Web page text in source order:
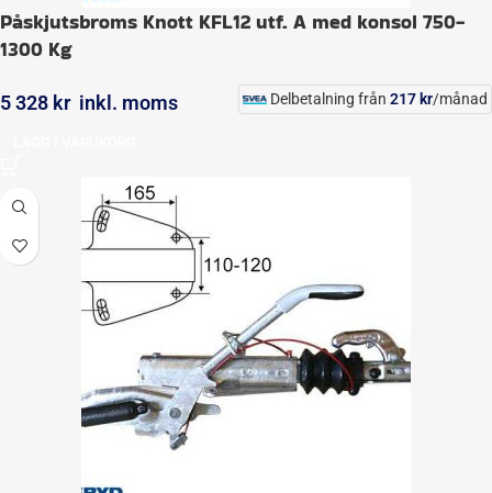
Påskjutsbroms Knott KFL12 utf. A med konsol 750-
1300 Kg
5 328 kr inkl. moms Delbetalning från 217 kr/månad